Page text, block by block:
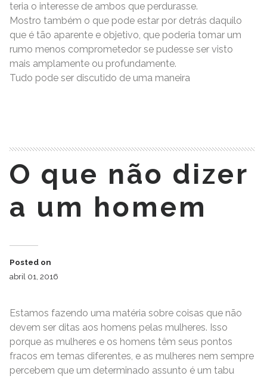
teria o interesse de ambos que perdurasse.
Mostro também o que pode estar por detrás daquilo
que é tão aparente e objetivo, que poderia tomar um
rumo menos comprometedor se pudesse ser visto
mais amplamente ou profundamente.
Tudo pode ser discutido de uma maneira
O que não dizer
a um homem
Posted on
abril 01, 2016
Estamos fazendo uma matéria sobre coisas que não
devem ser ditas aos homens pelas mulheres. Isso
porque as mulheres e os homens têm seus pontos
fracos em temas diferentes, e as mulheres nem sempre
percebem que um determinado assunto é um tabu